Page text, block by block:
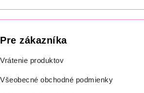
Pre zákazníka
Vrátenie produktov
Všeobecné obchodné podmienky